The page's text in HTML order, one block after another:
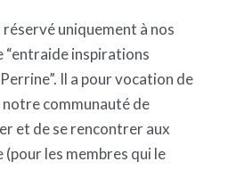
uniquement à nos
“entraide inspirations
Il a pour vocation de
communauté de
et de se rencontrer aux
les membres qui le